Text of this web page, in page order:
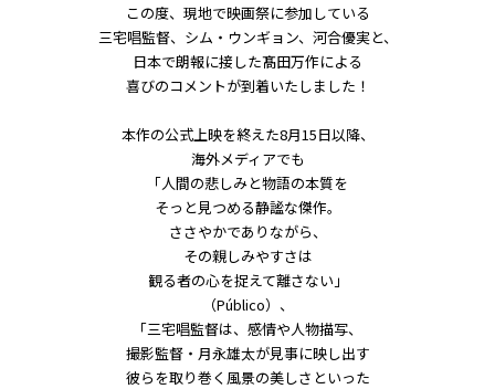
この度、現地で映画祭に参加している
三宅唱監督、シム・ウンギョン、河合優実と、
日本で朗報に接した髙田万作による
喜びのコメントが到着いたしました！
本作の公式上映を終えた8月15日以降、
海外メディアでも
「人間の悲しみと物語の本質を
そっと見つめる静謐な傑作。
ささやかでありながら、
その親しみやすさは
観る者の心を捉えて離さない」
（Público）、
「三宅唱監督は、感情や人物描写、
撮影監督・月永雄太が見事に映し出す
彼らを取り巻く風景の美しさといった